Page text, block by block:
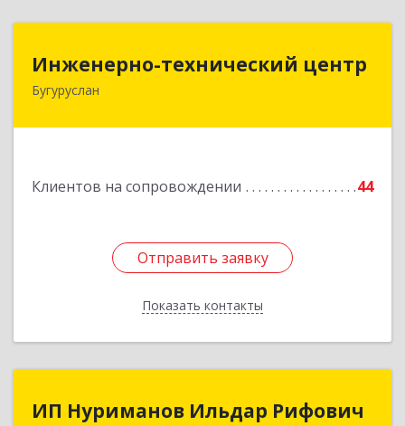
Инженерно-технический центр
Бугуруслан
Клиентов на сопровождении 44
Отправить заявку
Показать контакты
Инженерно-технический центр
461633, Оренбургская обл, Бугуруслан г,
Отправить заявку
Назад
ИП Нуриманов Ильдар Рифович
ИП Нуриманов Ильдар Рифович